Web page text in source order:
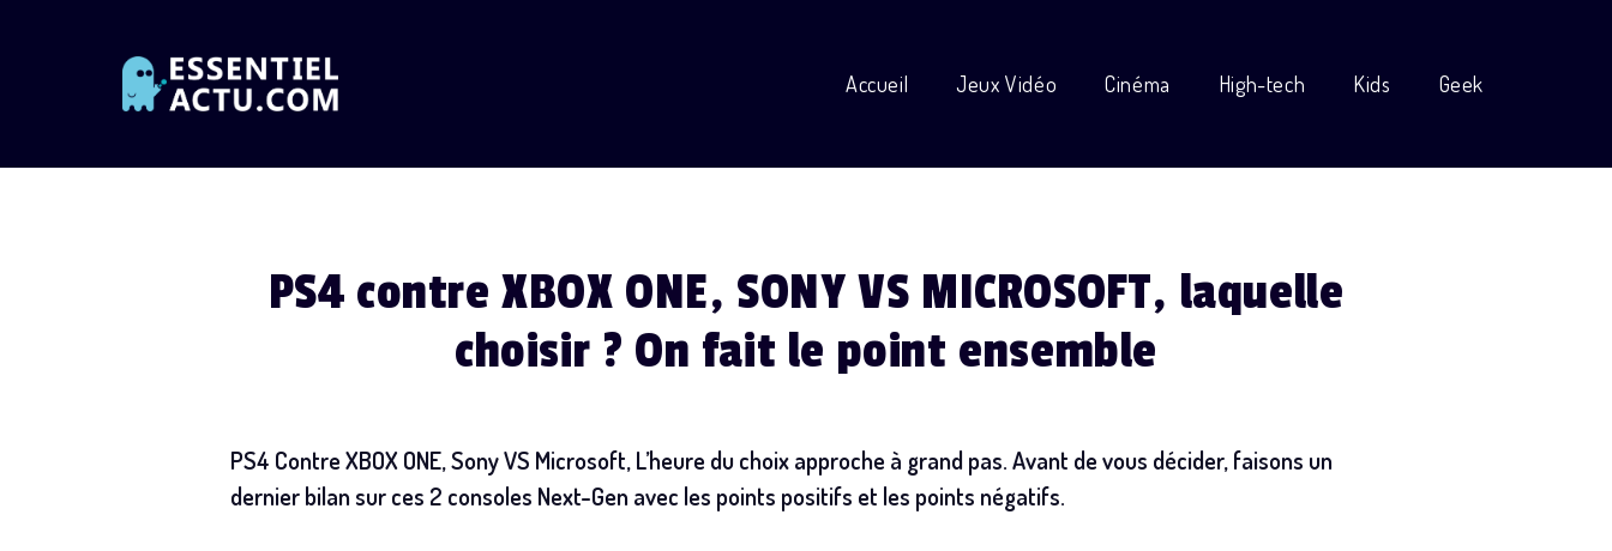
Accueil Jeux Vidéo Cinéma High-tech Kids Geek
PS4 contre XBOX ONE, SONY VS MICROSOFT, laquelle
choisir ? On fait le point ensemble
PS4 Contre XBOX ONE, Sony VS Microsoft, L’heure du choix approche à grand pas. Avant de vous décider, faisons un
dernier bilan sur ces 2 consoles Next-Gen avec les points positifs et les points négatifs.